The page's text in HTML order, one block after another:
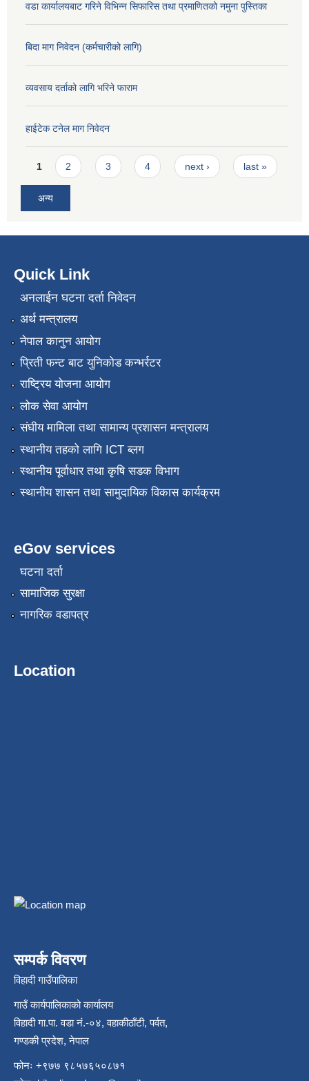
वडा कार्यालयबाट गरिने विभिन्न सिफारिस तथा प्रमाणितको नमुना पुस्तिका
बिदा माग निवेदन (कर्मचारीको लागि)
व्यवसाय दर्ताको लागि भरिने फाराम
हाईटेक टनेल माग निवेदन
Pages
1 2 3 4 next › last »
अन्य
Quick Link
अनलाईन घटना दर्ता निवेदन
अर्थ मन्त्रालय
नेपाल कानुन आयोग
प्रिती फन्ट बाट युनिकोड कन्भर्रटर
राष्ट्रिय योजना आयोग
लोक सेवा आयोग
संघीय मामिला तथा सामान्य प्रशासन मन्त्रालय
स्थानीय तहको लागि ICT ब्लग
स्थानीय पूर्वाधार तथा कृषि सडक विभाग
स्थानीय शासन तथा सामुदायिक विकास कार्यक्रम
eGov services
घटना दर्ता
सामाजिक सुरक्षा
नागरिक वडापत्र
Location
सम्पर्क विवरण
विहादी गाउँपालिका
गाउँ कार्यपालिकाको कार्यालय
विहादी गा.पा. वडा नं.-०४, वहाकीठाँटी, पर्वत,
गण्डकी प्रदेश, नेपाल
फोनः +९७७ ९८५७६५०८७१